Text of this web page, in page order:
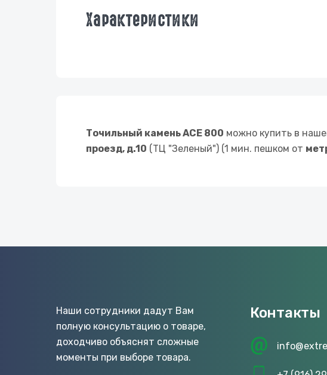
Характеристики
Точильный камень ACE 800 можно купить в
проезд, д.10 (ТЦ "Зеленый") (1 мин. пешком от
Наши сотрудники дадут Вам
полную консультацию о товаре,
доходчиво объяснят сложные
моменты при выборе товара.
Контакты